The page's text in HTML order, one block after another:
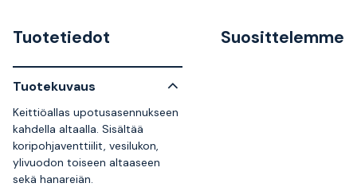
Tuotetiedot
Tuotekuvaus
Keittiöallas upotusasennukseen
kahdella altaalla. Sisältää
koripohjaventtiilit, vesilukon,
ylivuodon toiseen altaaseen
sekä hanareiän.
Suosittelemme